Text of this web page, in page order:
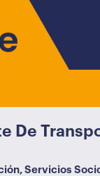
De
, Servicios